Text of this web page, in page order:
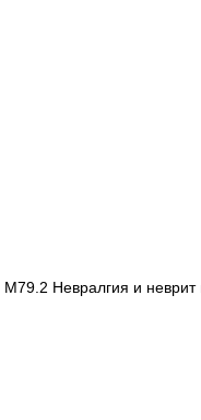
M79.2 Невралгия и